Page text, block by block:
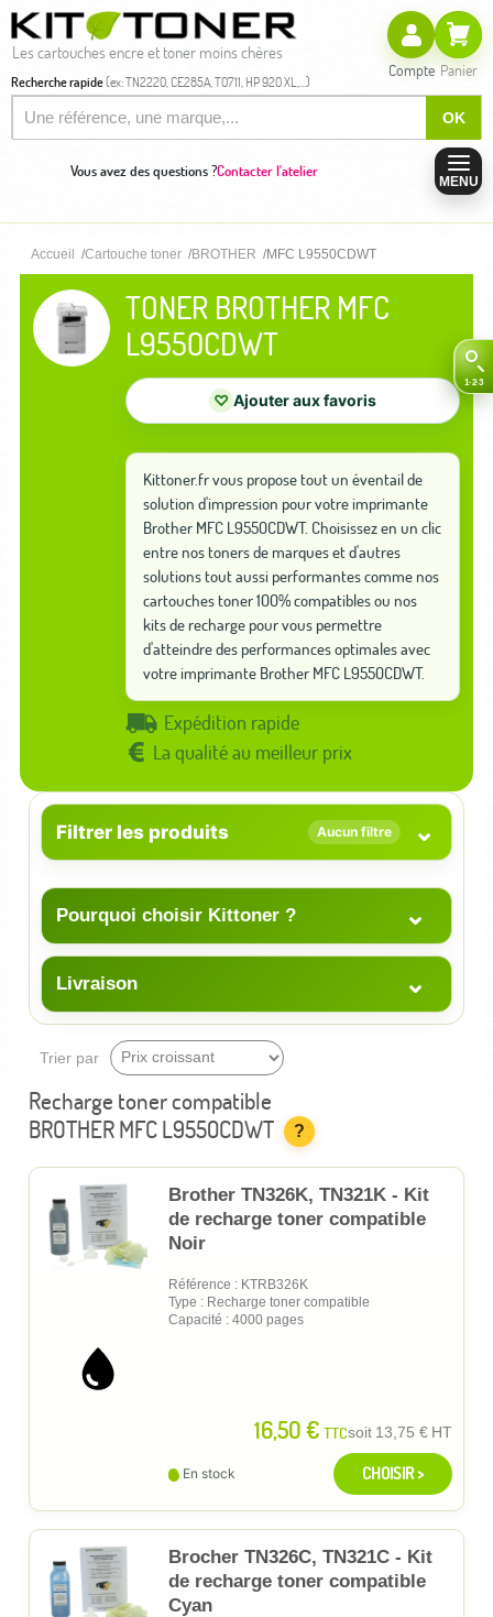
Les cartouches encre et toner moins chères
Recherche rapide(ex: TN2220, CE285A, T0711, HP 920 XL,...)
OK
Compte Panier
Vous avez des questions ?Contacter l'atelier
MENU
Accueil Cartouche toner BROTHER MFC L9550CDWT
TONER BROTHER MFC
L9550CDWT
♡ Ajouter aux favoris
Kittoner.fr vous propose tout un éventail de
solution d'impression pour votre imprimante
Brother MFC L9550CDWT. Choisissez en un clic
entre nos toners de marques et d'autres
solutions tout aussi performantes comme nos
cartouches toner 100% compatibles ou nos
kits de recharge pour vous permettre
d'atteindre des performances optimales avec
votre imprimante Brother MFC L9550CDWT.
Expédition rapide
La qualité au meilleur prix
Filtrer les produits Aucun filtre ⌄
Pourquoi choisir Kittoner ? ⌄
Livraison ⌄
Trier par
Recharge toner compatible
BROTHER MFC L9550CDWT
?
Brother TN326K, TN321K - Kit
de recharge toner compatible
Noir
Référence : KTRB326K
Type : Recharge toner compatible
Capacité : 4000 pages
16,50 € TTCsoit 13,75 € HT
En stock CHOISIR >
Brocher TN326C, TN321C - Kit
de recharge toner compatible
Cyan